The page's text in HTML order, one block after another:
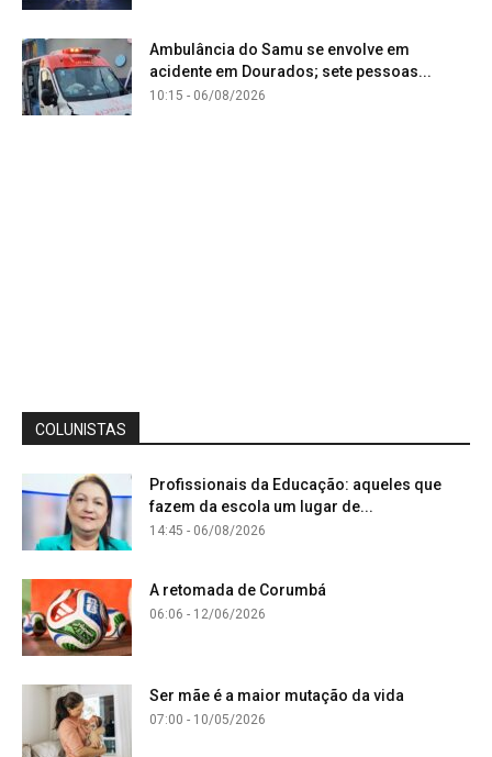
Ambulância do Samu se envolve em
acidente em Dourados; sete pessoas...
10:15 - 06/08/2026
COLUNISTAS
Profissionais da Educação: aqueles que
fazem da escola um lugar de...
14:45 - 06/08/2026
A retomada de Corumbá
06:06 - 12/06/2026
Ser mãe é a maior mutação da vida
07:00 - 10/05/2026